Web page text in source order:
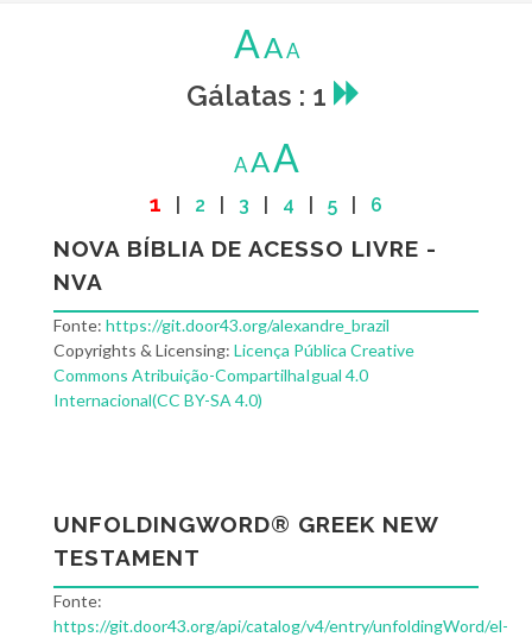
AAA
Gálatas : 1
AAA
1 2 3 4 5 6
NOVA BÍBLIA DE ACESSO LIVRE -
NVA
Fonte: https://git.door43.org/alexandre_brazil
Copyrights & Licensing: Licença Pública Creative
Commons Atribuição-CompartilhaIgual 4.0
Internacional(CC BY-SA 4.0)
UNFOLDINGWORD® GREEK NEW
TESTAMENT
Fonte:
https://git.door43.org/api/catalog/v4/entry/unfoldingWord/el-